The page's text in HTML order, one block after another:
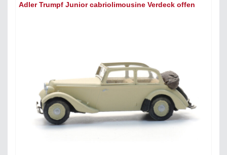
Adler Trumpf Junior cabriolimousine Verdeck offen